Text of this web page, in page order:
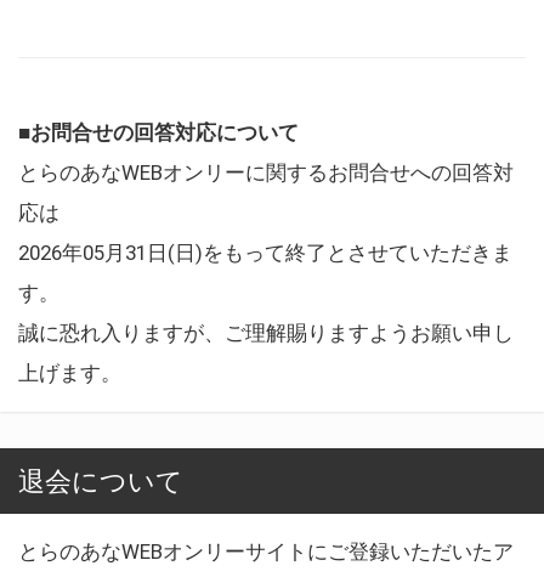
■お問合せの回答対応について
とらのあなWEBオンリーに関するお問合せへの回答対
応は
2026年05月31日(日)をもって終了とさせていただきま
す。
誠に恐れ入りますが、ご理解賜りますようお願い申し
上げます。
退会について
とらのあなWEBオンリーサイトにご登録いただいたア